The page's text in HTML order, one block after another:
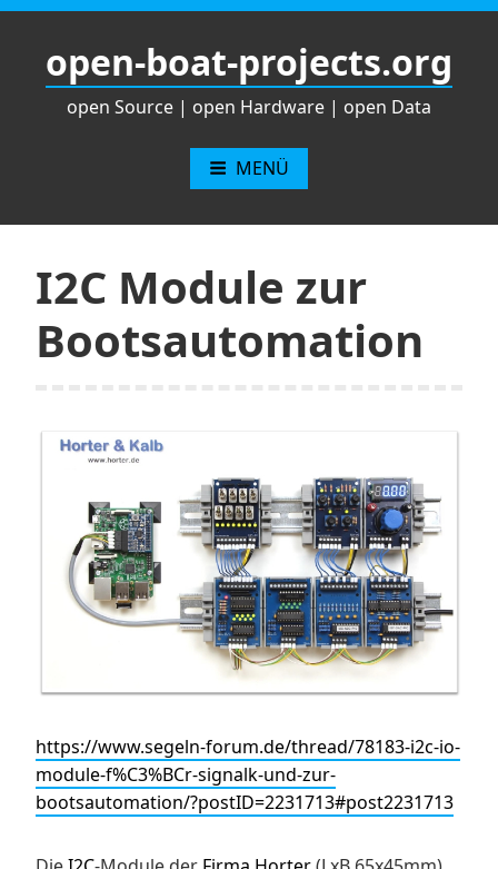
Zum
springenopen-boat-projects.org
open Source | open Hardware | open Data
MENÜ
I2C Module zur
Bootsautomation
https://www.segeln-forum.de/thread/78183-i2c-io-
module-f%C3%BCr-signalk-und-zur-
bootsautomation/?postID=2231713#post2231713